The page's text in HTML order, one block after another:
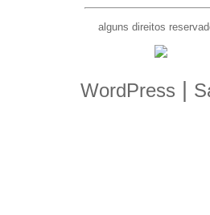
alguns direitos
WordPress